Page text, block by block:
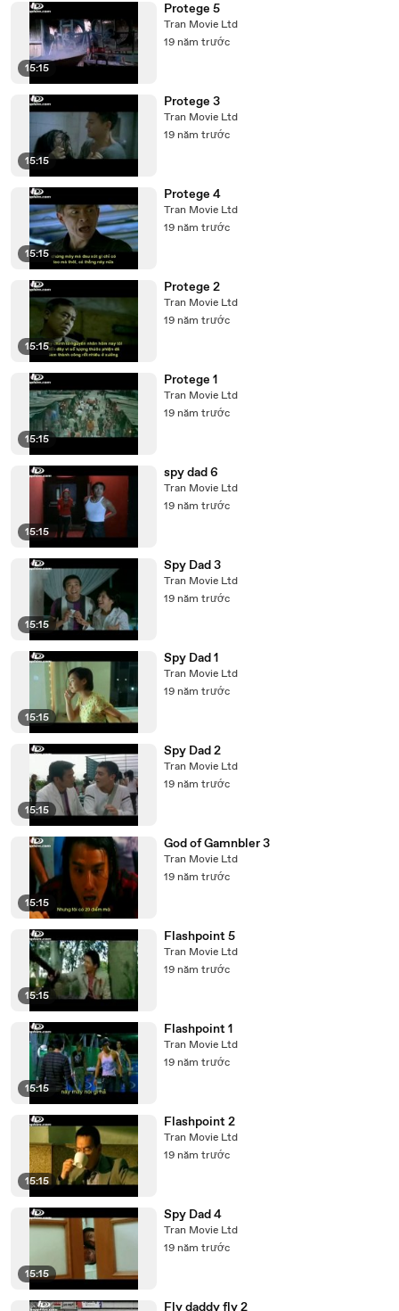
15:15
Protege 5
Tran Movie Ltd
19 năm trước
15:15
Protege 3
Tran Movie Ltd
19 năm trước
15:15
Protege 4
Tran Movie Ltd
19 năm trước
15:15
Protege 2
Tran Movie Ltd
19 năm trước
15:15
Protege 1
Tran Movie Ltd
19 năm trước
15:15
spy dad 6
Tran Movie Ltd
19 năm trước
15:15
Spy Dad 3
Tran Movie Ltd
19 năm trước
15:15
Spy Dad 1
Tran Movie Ltd
19 năm trước
15:15
Spy Dad 2
Tran Movie Ltd
19 năm trước
15:15
God of Gamnbler 3
Tran Movie Ltd
19 năm trước
15:15
Flashpoint 5
Tran Movie Ltd
19 năm trước
15:15
Flashpoint 1
Tran Movie Ltd
19 năm trước
15:15
Flashpoint 2
Tran Movie Ltd
19 năm trước
15:15
Spy Dad 4
Tran Movie Ltd
19 năm trước
Fly daddy fly 2